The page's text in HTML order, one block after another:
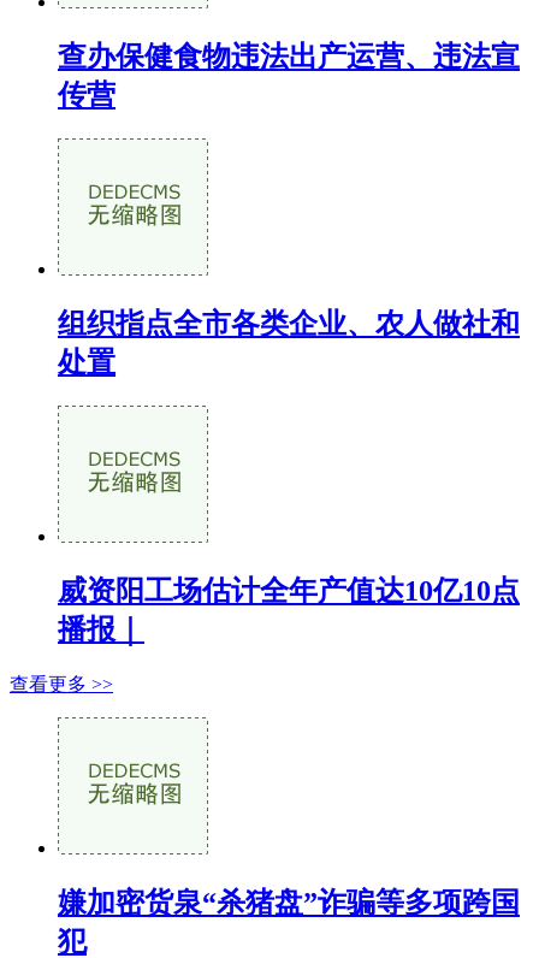
查办保健食物违法出产运营、违法宣
传营
组织指点全市各类企业、农人做社和
处置
威资阳工场估计全年产值达10亿10点
播报｜
查看更多 >>
嫌加密货泉“杀猪盘”诈骗等多项跨国
犯